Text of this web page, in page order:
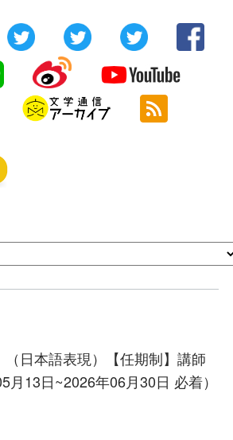
日本語表現）【任期制】講師
月13日~2026年06月30日 必着）